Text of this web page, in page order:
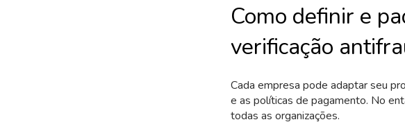
Como definir e
verificação
Cada empresa pode adaptar seu
e as políticas de pagamento. No
todas as organizações.